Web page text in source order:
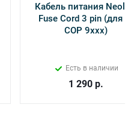
Кабель питания
Fuse Cord 3 pin (для Х-
СОР 9ххх)
Есть в наличии
1 290 р.